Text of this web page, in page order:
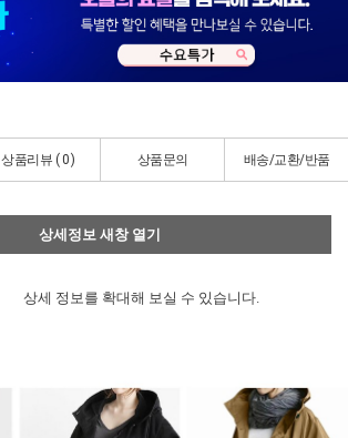
상품리뷰 (0) 상품문의 배송/교환/반품
상세정보 새창 열기
상세 정보를 확대해 보실 수 있습니다.